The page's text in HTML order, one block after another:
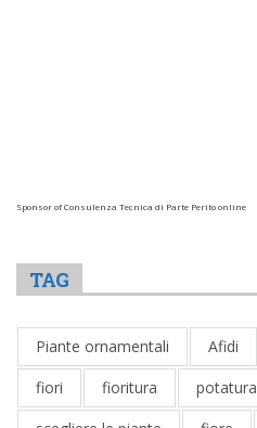
Sponsor of Consulenza Tecnica di Parte Perito online
TAG
Piante ornamentali Afidi
fiori
fioritura potatura